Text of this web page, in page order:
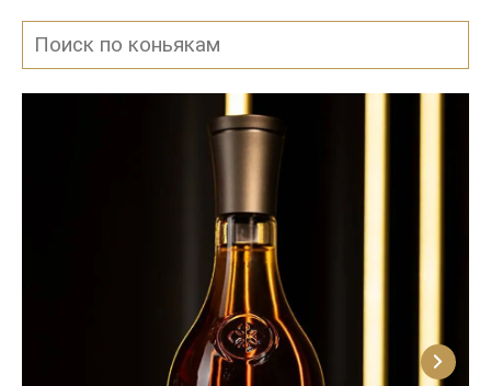
отдельных крю и эксклюзивные серии Borderies.
«сердца» дистиллята и акцентом на сохранение
ароматической насыщенности. Camus известен
дубовых бочках различной степени обжига, что
формирует сложный профиль: в аромате
доминируют ноты фиалки, засахаренной
апельсиновой цедры, ванили и миндаля, во вкусе —
бархатистая текстура, оттенки сухофруктов,
специй и благородной древесины с
продолжительным, гармоничным послевкусием.